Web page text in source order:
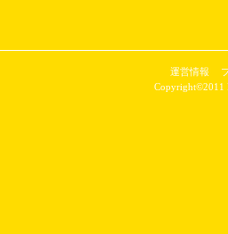
運営情報
Copyright©2011